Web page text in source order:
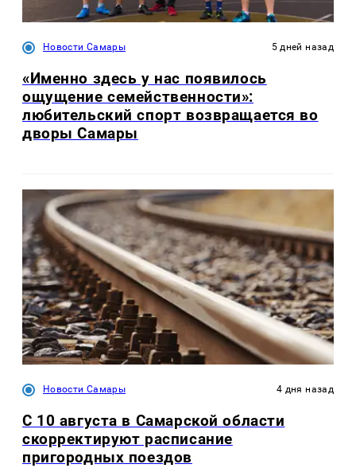
Новости Самары 5 дней назад
«Именно здесь у нас появилось
ощущение семейственности»:
любительский спорт возвращается во
дворы Самары
Новости Самары 4 дня назад
С 10 августа в Самарской области
скорректируют расписание
пригородных поездов